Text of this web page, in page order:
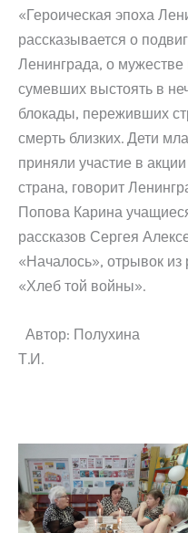
«Героическая эпоха
рассказывается о
Ленинграда, о мужестве
сумевших выстоять в
блокады, переживших
смерть близких. Дети
приняли участие в
страна, говорит
Попова Карина
рассказов Сергея
«Началось», отрывок
«Хлеб той
Автор: Полухина